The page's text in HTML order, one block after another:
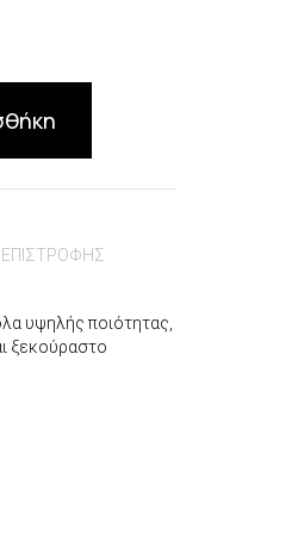
υψηλής ποιότητας,
ξεκούραστο